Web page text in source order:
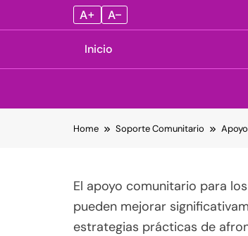
A+ A–
Inicio
Home Soporte Comunitario
El apoyo comunitario para
pueden mejorar
estrategias prácticas de